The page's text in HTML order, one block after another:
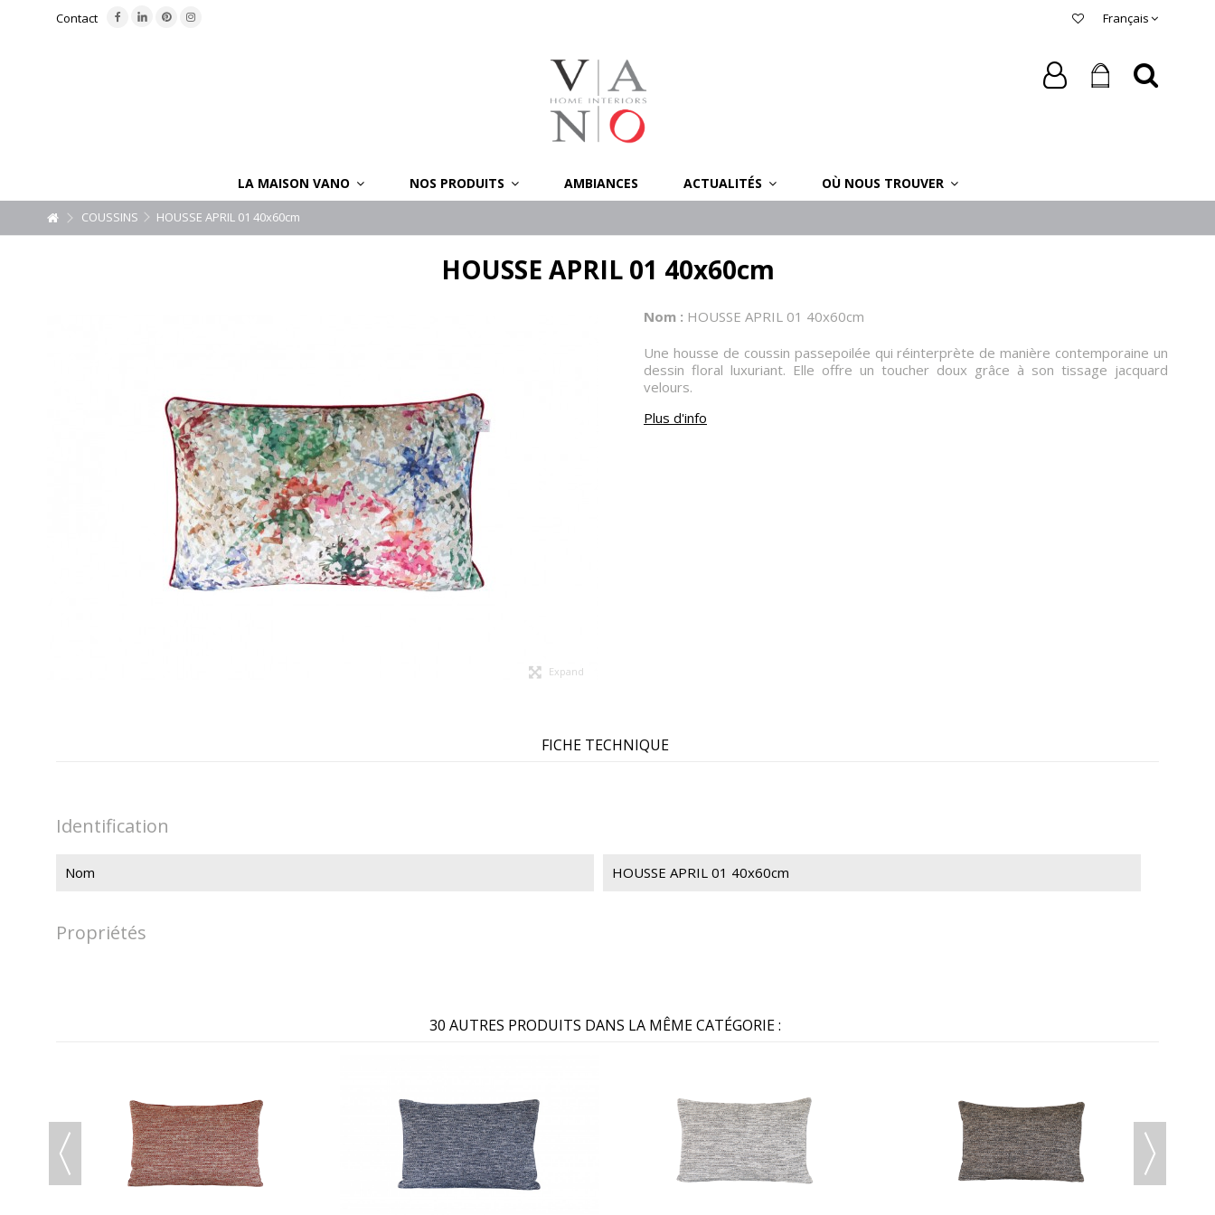
Français
Contact
LA MAISON VANO NOS PRODUITS AMBIANCES ACTUALITÉS OÙ NOUS TROUVER
COUSSINS HOUSSE APRIL 01 40x60cm
HOUSSE APRIL 01 40x60cm
Expand
Nom : HOUSSE APRIL 01 40x60cm
Une housse de coussin passepoilée qui réinterprète de manière contemporaine un
dessin floral luxuriant. Elle offre un toucher doux grâce à son tissage jacquard
velours.
Plus d'info
FICHE TECHNIQUE
Identification
Nom HOUSSE APRIL 01 40x60cm
Propriétés
30 AUTRES PRODUITS DANS LA MÊME CATÉGORIE :